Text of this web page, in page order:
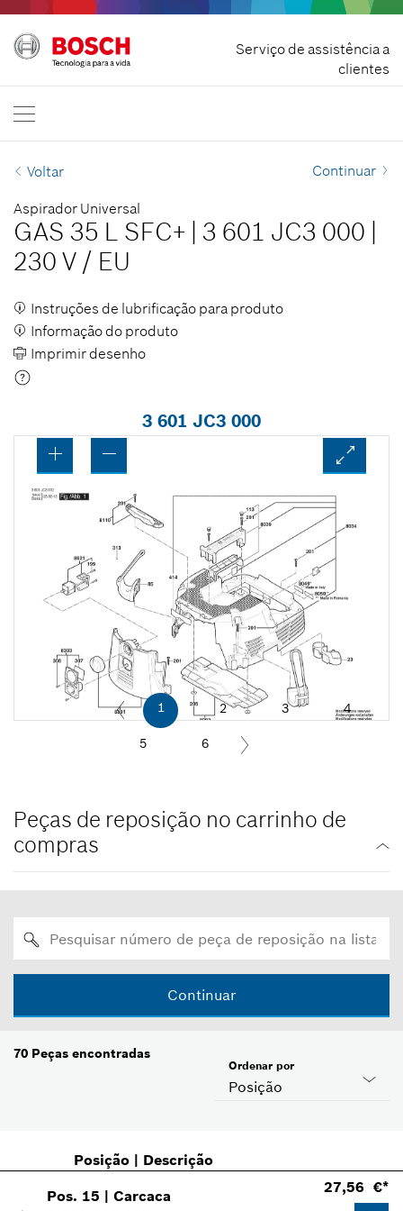
Serviço de assistência a
clientes
Rescindir contrato
Bosch Professional
Voltar Continuar
Aspirador Universal
GAS 35 L SFC+ 3 601 JC3 000
230 V / EU
Instruções de lubrificação para produto
Informação do produto
Imprimir desenho
3 601 JC3 000
1 2 3 4
5 6
Peças de reposição no carrinho de
compras
Continuar
70 Peças encontradas
Posição
Ordenar por
Posição| Descrição
Pos. 15 |Carcaca
27,56 €*